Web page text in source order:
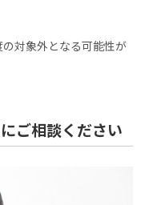
対象外となる可能性が
ご相談ください